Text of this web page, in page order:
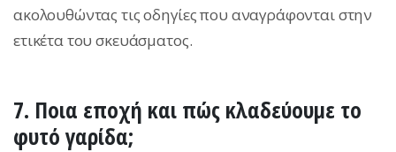
ακολουθώντας τις οδηγίες που αναγράφονται στην
ετικέτα του σκευάσματος.
7. Ποια εποχή και πώς κλαδεύουμε το
φυτό γαρίδα;